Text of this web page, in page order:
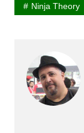
Ninja Theory